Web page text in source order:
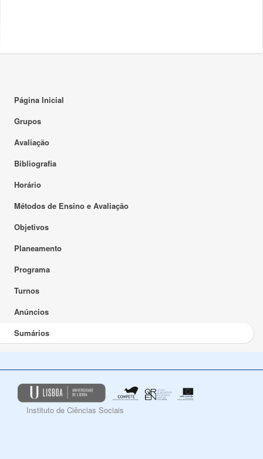
Página Inicial
Grupos
Avaliação
Bibliografia
Horário
Métodos de Ensino e Avaliação
Objetivos
Planeamento
Programa
Turnos
Anúncios
Sumários
Instituto de Ciências Sociais